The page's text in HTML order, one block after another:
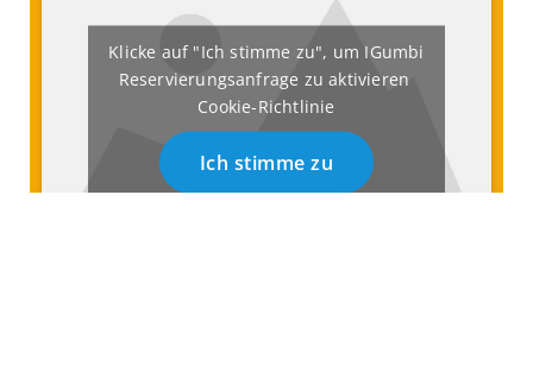
Klicke auf "Ich stimme zu", um IGumbi
Reservierungsanfrage zu aktivieren
Cookie-Richtlinie
Ich stimme zu